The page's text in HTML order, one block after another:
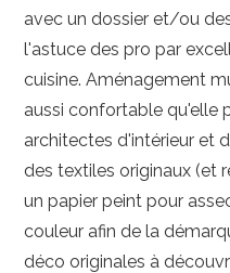
avec un dossier et/ou
l'astuce des pro par
cuisine. Aménagement
aussi confortable qu'elle
architectes d'intérieur et
des textiles originaux (et
un papier peint pour
couleur afin de la
déco originales à